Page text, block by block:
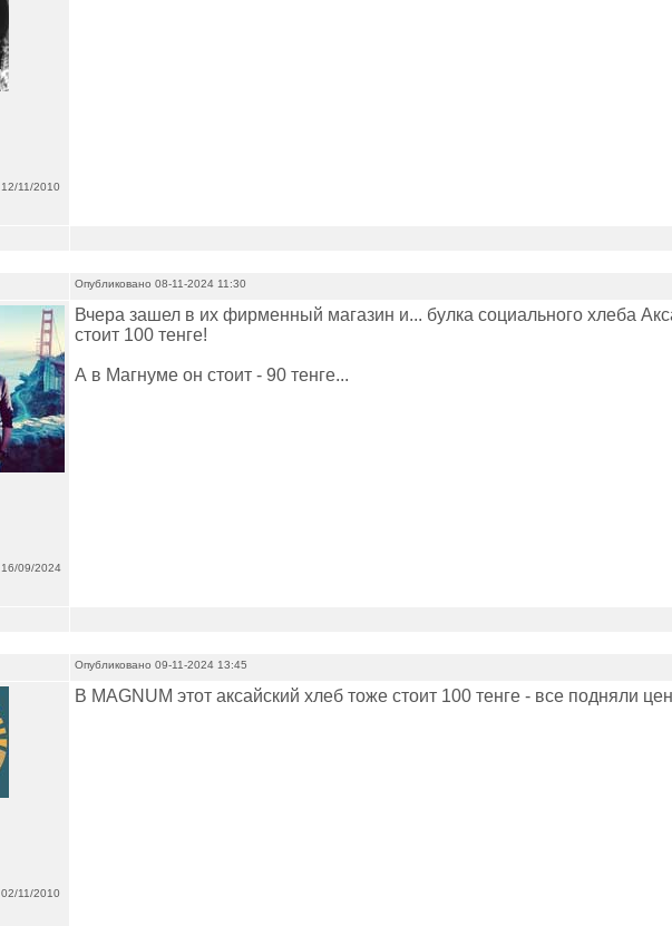
12/11/2010
Опубликовано 08-11-2024 11:30
16/09/2024
Вчера зашел в их фирменный магазин и... булка социального хлеба
стоит 100 тенге!
А в Магнуме он стоит - 90 тенге...
Опубликовано 09-11-2024 13:45
02/11/2010
В MAGNUM этот аксайский хлеб тоже стоит 100 тенге - все подняли